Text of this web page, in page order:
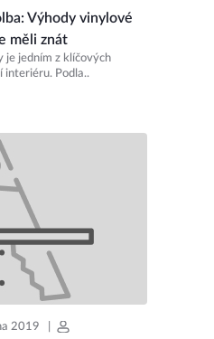
Výhody vinylové
měli znát
je jedním z klíčových
interiéru. Podla..
2019